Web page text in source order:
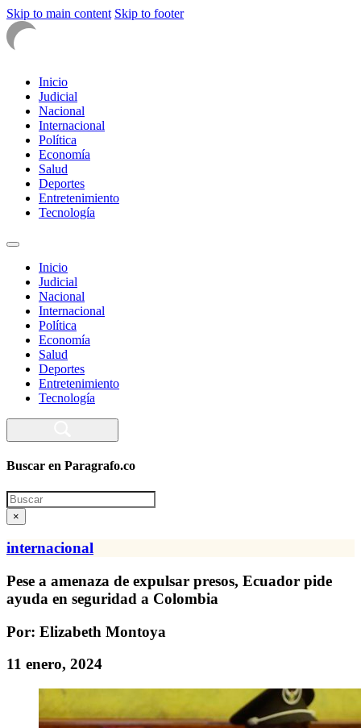
Skip to main content Skip to footer
Inicio
Judicial
Nacional
Internacional
Política
Economía
Salud
Deportes
Entretenimiento
Tecnología
Inicio
Judicial
Nacional
Internacional
Política
Economía
Salud
Deportes
Entretenimiento
Tecnología
Buscar en Paragrafo.co
Search
×
internacional
Pese a amenaza de expulsar presos, Ecuador pide
ayuda en seguridad a Colombia
Por: Elizabeth Montoya
11 enero, 2024